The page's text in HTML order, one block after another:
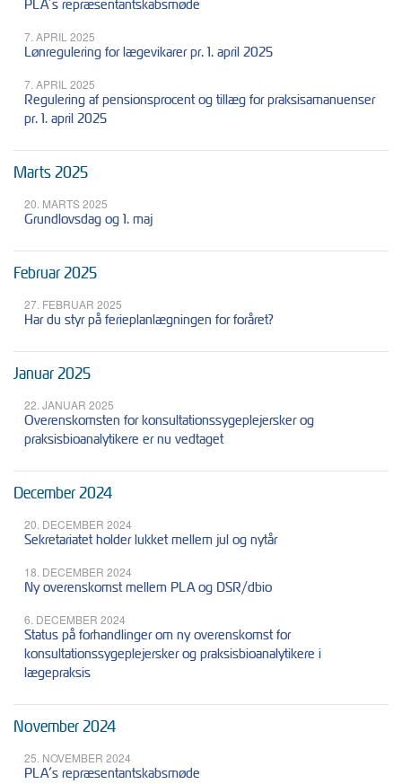
PLA´s repræsentantskabsmøde
7. APRIL 2025
Lønregulering for lægevikarer pr. 1. april 2025
7. APRIL 2025
Regulering af pensionsprocent og tillæg for praksisamanuenser
pr. 1. april 2025
Marts 2025
20. MARTS 2025
Grundlovsdag og 1. maj
Februar 2025
27. FEBRUAR 2025
Har du styr på ferieplanlægningen for foråret?
Januar 2025
22. JANUAR 2025
Overenskomsten for konsultationssygeplejersker og
praksisbioanalytikere er nu vedtaget
December 2024
20. DECEMBER 2024
Sekretariatet holder lukket mellem jul og nytår
18. DECEMBER 2024
Ny overenskomst mellem PLA og DSR/dbio
6. DECEMBER 2024
Status på forhandlinger om ny overenskomst for
konsultationssygeplejersker og praksisbioanalytikere i
lægepraksis
November 2024
25. NOVEMBER 2024
PLA’s repræsentantskabsmøde